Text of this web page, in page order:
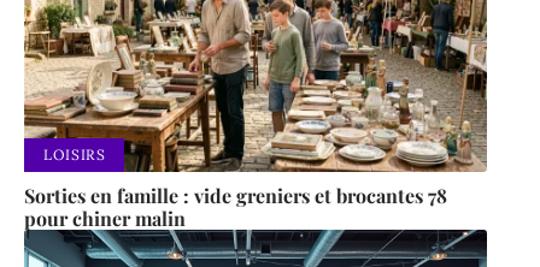
LOISIRS
Sorties en famille : vide greniers et brocantes 78
pour chiner malin